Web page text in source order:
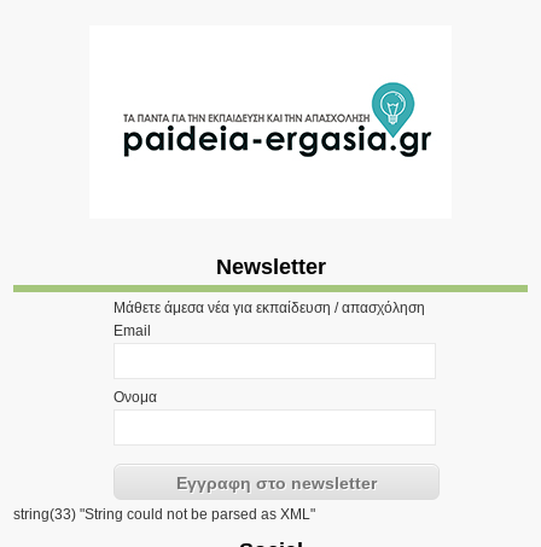
Newsletter
Μάθετε άμεσα νέα για εκπαίδευση / απασχόληση
Email
Ονομα
string(33) "String could not be parsed as XML"